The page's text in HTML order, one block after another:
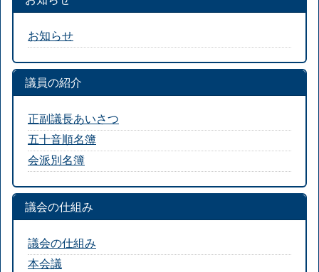
お知らせ
議員の紹介
正副議長あいさつ
五十音順名簿
会派別名簿
議会の仕組み
議会の仕組み
本会議